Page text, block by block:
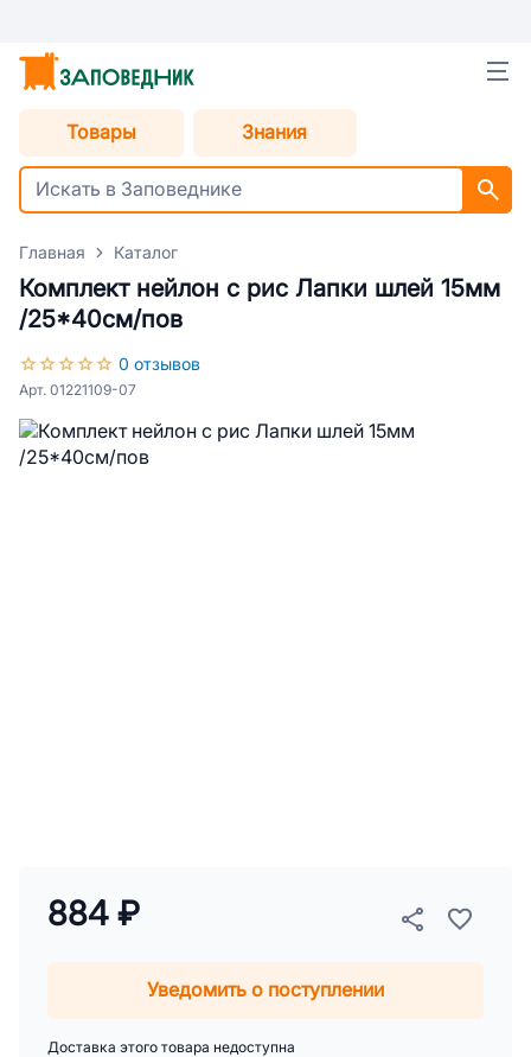
Товары Знания
Главная Каталог
Комплект нейлон с рис Лапки шлей 15мм
/25*40см/пов
0 отзывов
Арт. 01221109-07
884 ₽
Уведомить о поступлении
Доставка этого товара недоступна